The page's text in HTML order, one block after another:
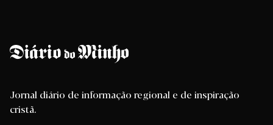
Jornal diário de informação regional e de inspiração
cristã.